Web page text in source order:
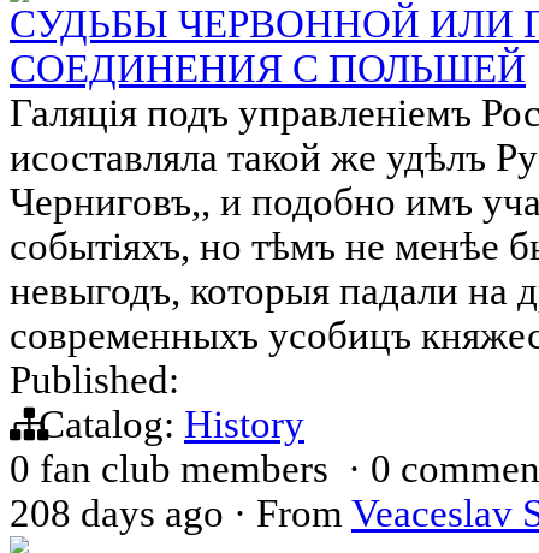
СУДЬБЫ ЧЕРВОННОЙ ИЛИ
СОЕДИНЕНИЯ С ПОЛЬШЕЙ
Галяція подъ управленіемъ
исоставляла такой же удѣлъ
Черниговъ,, и подобно имъ
событіяхъ, но тѣмъ не менѣе
невыгодъ, которыя падали на
современныхъ усобицъ
Published:
Catalog: History
0 fan club members · 0
208 days ago · From Veaceslav